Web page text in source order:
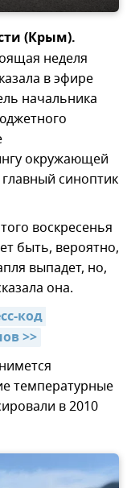
(Крым).
неделя
в эфире
начальника
окружающей
синоптик
воскресенья
быть, вероятно,
выпадет, но,
она.
код
>>
температурные
в 2010